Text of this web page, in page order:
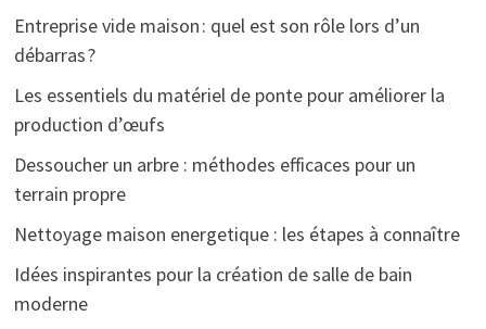
Entreprise vide maison : quel est son rôle lors d’un
débarras ?
Les essentiels du matériel de ponte pour améliorer la
production d’œufs
Dessoucher un arbre : méthodes efficaces pour un
terrain propre
Nettoyage maison energetique : les étapes à connaître
Idées inspirantes pour la création de salle de bain
moderne